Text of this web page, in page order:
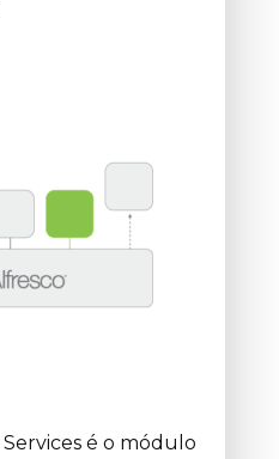
é o módulo